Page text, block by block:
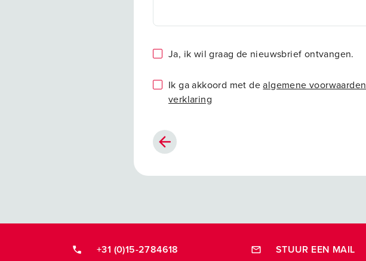
Ja, ik wil graag de nieuwsbrief ontvangen.
Ik ga akkoord met dealgemene voorwaarden
verklaring
+31 (0)15-2784618 STUUR EEN MAIL